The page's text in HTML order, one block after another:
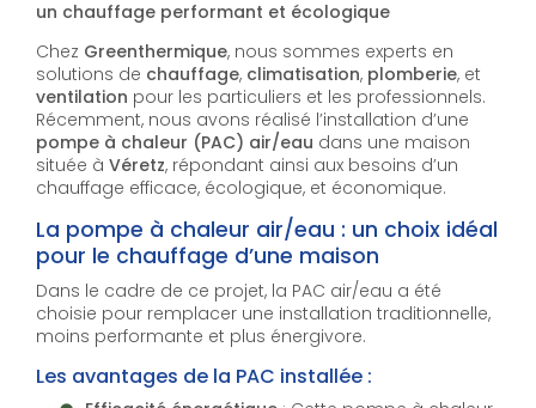
un chauffage performant et écologique
Chez Greenthermique, nous sommes experts en
solutions de chauffage, climatisation, plomberie, et
ventilation pour les particuliers et les professionnels.
Récemment, nous avons réalisé l’installation d’une
pompe à chaleur (PAC) air/eau dans une maison
située à Véretz, répondant ainsi aux besoins d’un
chauffage efficace, écologique, et économique.
La pompe à chaleur air/eau : un choix idéal
pour le chauffage d’une maison
Dans le cadre de ce projet, la PAC air/eau a été
choisie pour remplacer une installation traditionnelle,
moins performante et plus énergivore.
Les avantages de la PAC installée :